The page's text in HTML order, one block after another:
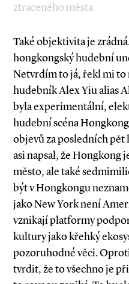
ztraceného města
Také objektivita je
hongkongský hudební
Netvrdím to já, řekl mi to
hudebník Alex Yiu alias
byla experimentální,
hudební scéna
objevů za posledních pět
asi napsal, že Hongkong
město, ale také
být v Hongkongu
jako New York není
vznikají platformy
kultury jako křehký
pozoruhodné věci.
tvrdit, že to všechno je